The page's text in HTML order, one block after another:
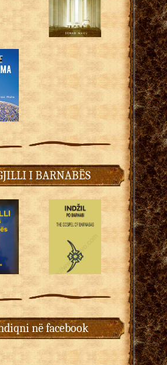
I BARNABËS
në facebook